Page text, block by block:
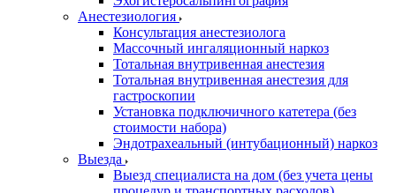
Анестезиология
Консультация анестезиолога
Массочный ингаляционный наркоз
Тотальная внутривенная анестезия
Тотальная внутривенная анестезия для
гастроскопии
Установка подключичного катетера (без
стоимости набора)
Эндотрахеальный (интубационный) наркоз
Выезда
Выезд специалиста на дом (без учета цены